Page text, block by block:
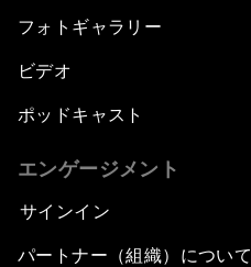
フォトギャラリー
ビデオ
ポッドキャスト
エンゲージメント
サインイン
パートナー（組織）について